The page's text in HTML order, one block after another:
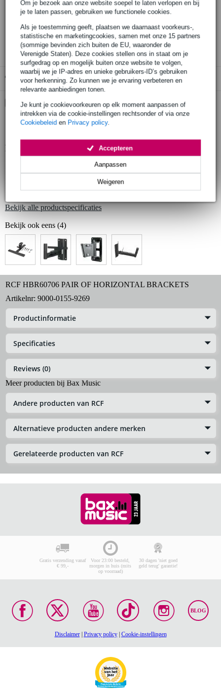
Om je bezoek aan onze website soepel te laten verlopen en bij
je te laten passen, gebruiken we functionele cookies.
Als je toestemming geeft, plaatsen we daarnaast voorkeurs-,
statistische en marketingcookies, samen met onze 15 partners
(sommige bevinden zich buiten de EU, waaronder de
Verenigde Staten). Deze cookies stellen ons in staat om je
surfgedrag op en mogelijk buiten onze website te volgen,
waarbij we je IP-adres en unieke gebruikers-ID’s gebruiken
voor herkenning. Zo kunnen we je ervaring verbeteren en
relevante aanbiedingen tonen.
Je kunt je cookievoorkeuren op elk moment aanpassen of
intrekken via de cookie-instellingen rechtsonder of via onze
Cookiebeleid en Privacy policy.
Weigeren
Aanpassen
Accepteren
Gratis verzending
3 jaar Bax Music garantie
Gratis ophalen in de winkel
Kies nu voor 2 jaar extra Bax Music garantie en meer
voordelen
€ 10,35 eenmalig
Productinformatie
breedte: 761 mm
Bekijk alle productspecificaties
Bekijk ook eens (4)
RCF HBR60706 PAIR OF HORIZONTAL BRACKETS
Artikelnr: 9000-0155-9269
Productinformatie
Specificaties
Reviews (0)
Meer producten bij Bax Music
Andere producten van RCF
Alternatieve producten andere merken
Gerelateerde producten van RCF
Gratis verzending vanaf
€ 99,-
Voor 23:00 besteld,
morgen in huis (mits
op voorraad)
30 dagen 'niet goed
geld terug' garantie!
BLOG
Disclaimer| Privacy policy| Cookie-instellingen